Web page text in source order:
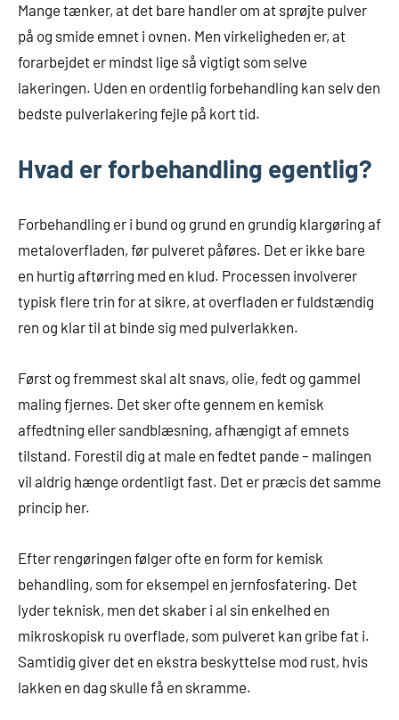
Mange tænker, at det bare handler om at sprøjte pulver
på og smide emnet i ovnen. Men virkeligheden er, at
forarbejdet er mindst lige så vigtigt som selve
lakeringen. Uden en ordentlig forbehandling kan selv den
bedste pulverlakering fejle på kort tid.
Hvad er forbehandling egentlig?
Forbehandling er i bund og grund en grundig klargøring af
metaloverfladen, før pulveret påføres. Det er ikke bare
en hurtig aftørring med en klud. Processen involverer
typisk flere trin for at sikre, at overfladen er fuldstændig
ren og klar til at binde sig med pulverlakken.
Først og fremmest skal alt snavs, olie, fedt og gammel
maling fjernes. Det sker ofte gennem en kemisk
affedtning eller sandblæsning, afhængigt af emnets
tilstand. Forestil dig at male en fedtet pande – malingen
vil aldrig hænge ordentligt fast. Det er præcis det samme
princip her.
Efter rengøringen følger ofte en form for kemisk
behandling, som for eksempel en jernfosfatering. Det
lyder teknisk, men det skaber i al sin enkelhed en
mikroskopisk ru overflade, som pulveret kan gribe fat i.
Samtidig giver det en ekstra beskyttelse mod rust, hvis
lakken en dag skulle få en skramme.